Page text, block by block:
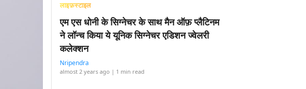
लाइफ़स्टाइल
एम एस धोनी के सिग्नेचर के साथ मैन ऑफ़ प्लैटिनम
ने लॉन्च किया ये यूनिक सिग्नेचर एडिशन ज्वेलरी
कलेक्शन
Nripendra
almost 2 years ago | 1 min read